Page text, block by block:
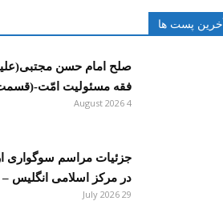
آخرین پست ها
صلح امام حسن
فقه مسئولیت امّت-
4 August 2026
جزئیات مراسم سوگواری
در مرکز اسلامی انگلیس – 2026
29 July 2026